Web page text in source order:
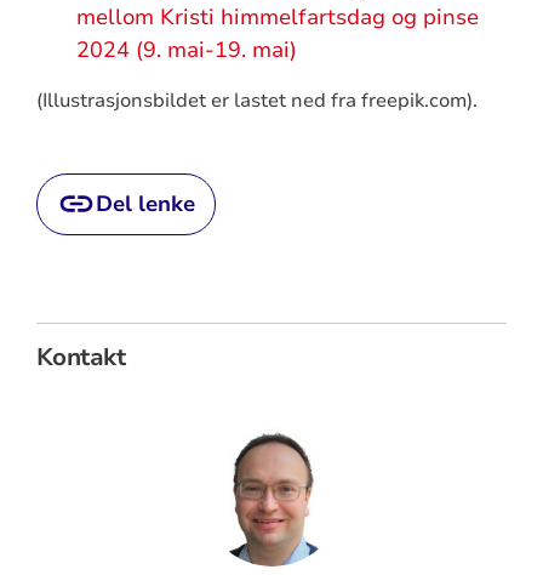
mellom Kristi himmelfartsdag og pinse
2024 (9. mai-19. mai)
(Illustrasjonsbildet er lastet ned fra freepik.com).
Del lenke
Kontakt